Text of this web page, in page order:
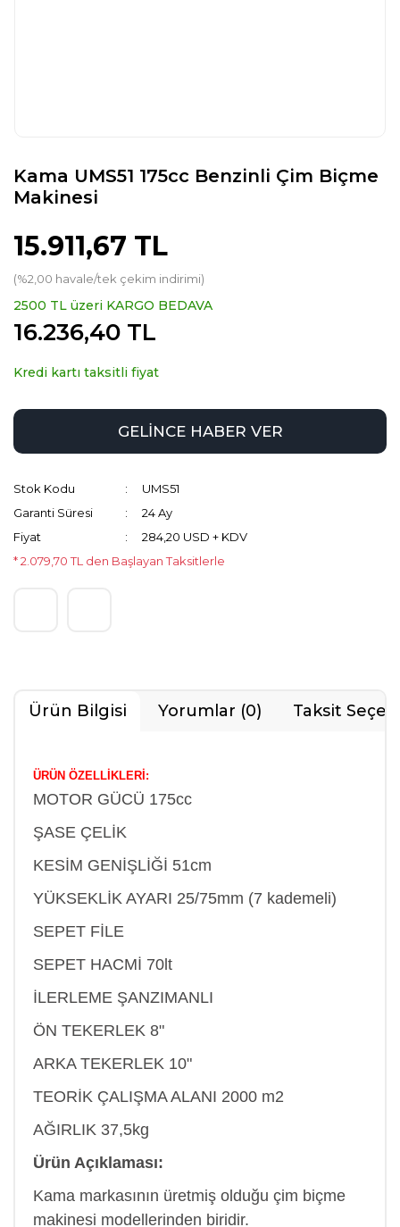
Kama UMS51 175cc Benzinli Çim Biçme
Makinesi
15.911,67 TL
(%2,00 havale/tek çekim indirimi)
2500 TL üzeri KARGO BEDAVA
16.236,40 TL
Kredi kartı taksitli fiyat
GELİNCE HABER VER
Stok Kodu
UMS51
Garanti Süresi
24 Ay
Fiyat
284,20 USD + KDV
* 2.079,70 TL den Başlayan Taksitlerle
Ürün Bilgisi Yorumlar (0) Taksit
ÜRÜN ÖZELLİKLERİ:
MOTOR GÜCÜ 175cc
ŞASE ÇELİK
KESİM GENİŞLİĞİ 51cm
YÜKSEKLİK AYARI 25/75mm (7 kademeli)
SEPET FİLE
SEPET HACMİ 70lt
İLERLEME ŞANZIMANLI
ÖN TEKERLEK 8"
ARKA TEKERLEK 10"
TEORİK ÇALIŞMA ALANI 2000 m2
AĞIRLIK 37,5kg
Ürün Açıklaması:
Kama markasının üretmiş olduğu çim biçme
makinesi modellerinden biridir.